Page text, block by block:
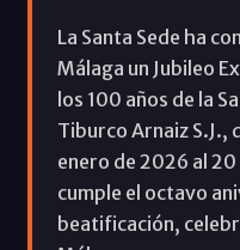
La Santa Sede ha
Málaga un Jubileo
los 100 años de la
Tiburco Arnaiz S.J.,
enero de 2026 al
cumple el octavo
beatificación,